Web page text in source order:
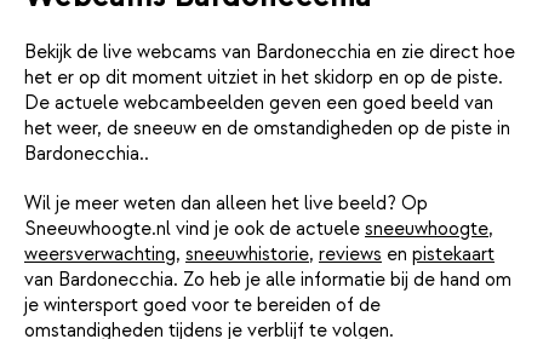
Bekijk de live webcams van Bardonecchia en zie direct hoe
het er op dit moment uitziet in het skidorp en op de piste.
De actuele webcambeelden geven een goed beeld van
het weer, de sneeuw en de omstandigheden op de piste in
Bardonecchia..
Wil je meer weten dan alleen het live beeld? Op
Sneeuwhoogte.nl vind je ook de actuele sneeuwhoogte,
weersverwachting, sneeuwhistorie, reviews en pistekaart
van Bardonecchia. Zo heb je alle informatie bij de hand om
je wintersport goed voor te bereiden of de
omstandigheden tijdens je verblijf te volgen.